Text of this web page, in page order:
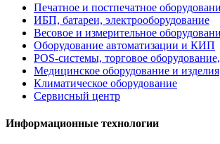
Печатное и постпечатное
ИБП, батареи, электрооборудование
Весовое и измерительное
Оборудование автоматизации и КИП
POS-системы, торговое
Медицинское оборудование и изделия
Климатическое оборудование
Сервисный центр
Информационные технологии